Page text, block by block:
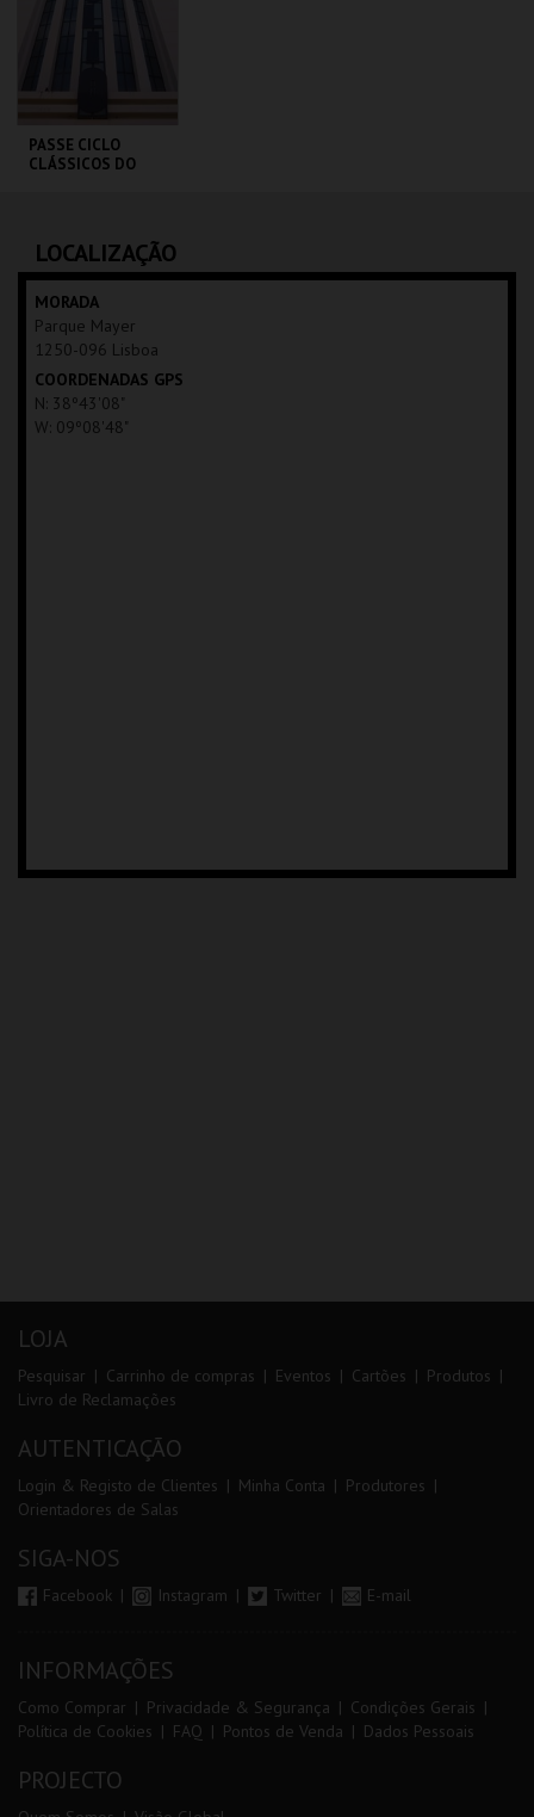
PASSE CICLO
CLÁSSICOS DO
AQUISIÇÃO
MAIS INFO
COMPRAR
LOCALIZAÇÃO
MORADA
Parque Mayer
1250-096 Lisboa
COORDENADAS GPS
N: 38º43'08"
W: 09º08'48"
LOJA
Pesquisar Carrinho de compras Eventos Cartões
Produtos
Livro de Reclamações
AUTENTICAÇÃO
Login & Registo de Clientes Minha Conta
Produtores
Orientadores de Salas
SIGA-NOS
Facebook Instagram Twitter E-mail
INFORMAÇÕES
Como Comprar Privacidade & Segurança
Condições Gerais
Política de Cookies
FAQ Pontos de Venda Dados Pessoais
PROJECTO